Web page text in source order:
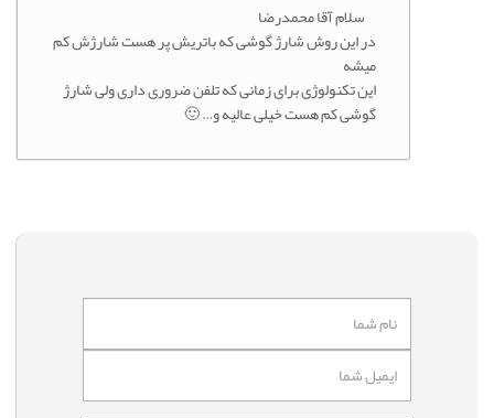
سلام آقا محمدرضا
در این روش شارژ گوشی که باتریش پر هست شارژش کم
میشه
این تکنولوژی برای زمانی که تلفن ضروری داری ولی شارژ
گوشی کم هست خیلی عالیه و… 🙂